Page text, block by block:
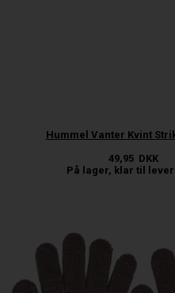
Hummel Vanter Kvint
49,95 DKK
På lager, klar til